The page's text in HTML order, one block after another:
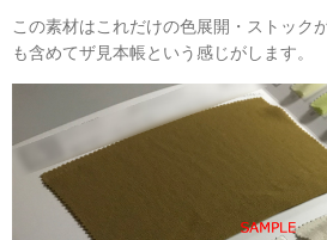
この素材はこれだけの色展開・ストック
も含めてザ見本帳という感じがします。